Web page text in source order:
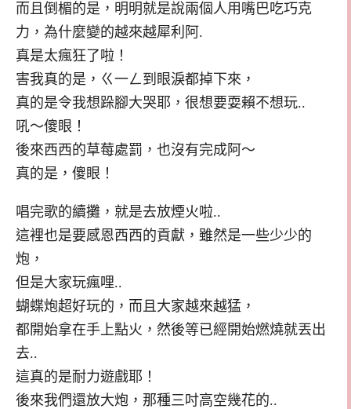
而且倒楣的是，明明就是說兩個人用嘴巴吃巧克
力，為什麼變的越來越犀利阿.
真是太瘋狂了啦！
害我真的是，ㄍ一ㄥ到眼淚都掉下來，
真的是令我想跺腳大哭耶，很想要耍賴不想玩..
吼～傻眼！
後來西西的草莓處罰，也沒有完成阿～
真的是，傻眼！
唱完歌的續攤，就是去放煙火啦..
這裡也是要感恩西西的貢獻，雖然是一些少少的
炮，
但是大家玩瘋哩..
蝴蝶炮超好玩的，而且大家越來越猛，
都開始拿在手上點火，然後等已經開始燃燒就丟出
去..
這真的是耐力遊戲耶！
後來我們還放大炮，那種三吋高空幾花的..